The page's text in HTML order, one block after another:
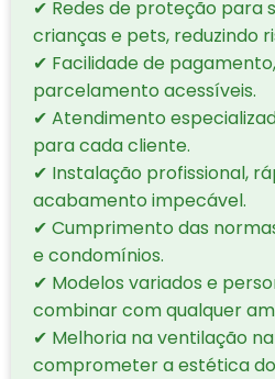
✔ Redes de proteção para
crianças e pets, reduzindo
✔ Facilidade de
parcelamento acessíveis.
✔ Atendimento
para cada cliente.
✔ Instalação profissional,
acabamento impecável.
✔ Cumprimento das
e condomínios.
✔ Modelos variados e
combinar com qualquer
✔ Melhoria na ventilação
comprometer a estética